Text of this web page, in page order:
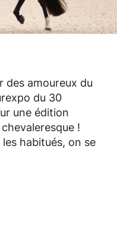
des amoureux du
du 30
une édition
!
habitués, on se